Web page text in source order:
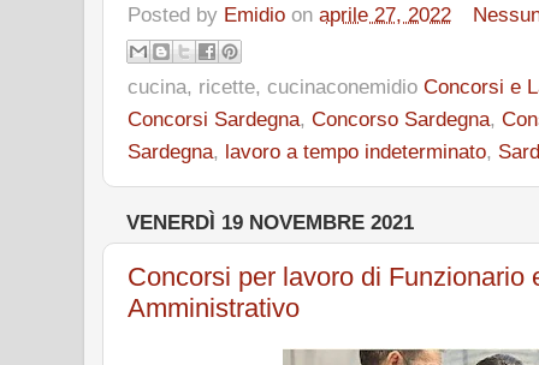
Posted by Emidio on aprile 27, 2022
cucina, ricette, cucinaconemidio Concorsi e
Concorsi Sardegna, Concorso Sardegna,
Sardegna, lavoro a tempo indeterminato,
VENERDÌ 19 NOVEMBRE 2021
Concorsi per lavoro di Funzionario
Amministrativo